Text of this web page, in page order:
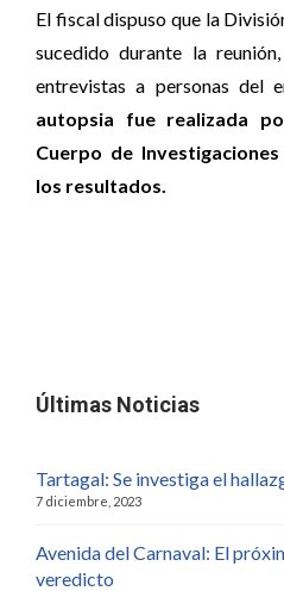
El fiscal dispuso que la
sucedido durante la
entrevistas a personas del
autopsia fue realizada
Cuerpo de
los resultados.
Últimas Noticias
Tartagal: Se investiga el
7 diciembre, 2023
Avenida del Carnaval: El
veredicto